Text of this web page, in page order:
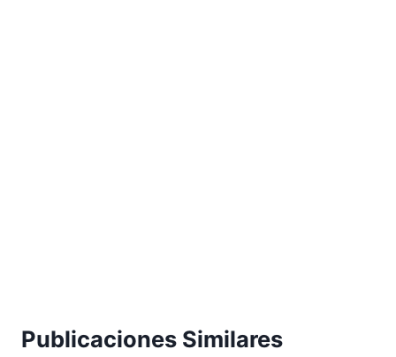
Publicaciones Similares